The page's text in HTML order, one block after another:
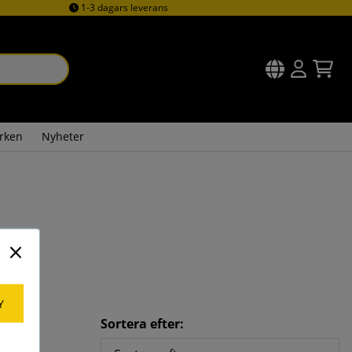
1-3 dagars leverans
Nyheter
Sortera efter: